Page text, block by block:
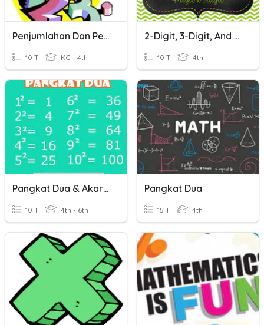
Penjumlahan Dan Pengurangan Dua Bilangan
10 T KG - 4th
2-Digit, 3-Digit, And 4-Digit Times 1-Digit Multiplication
10 T 4th
Pangkat Dua & Akar Pangkat Dua
10 T 4th - 6th
Pangkat Dua
15 T 4th